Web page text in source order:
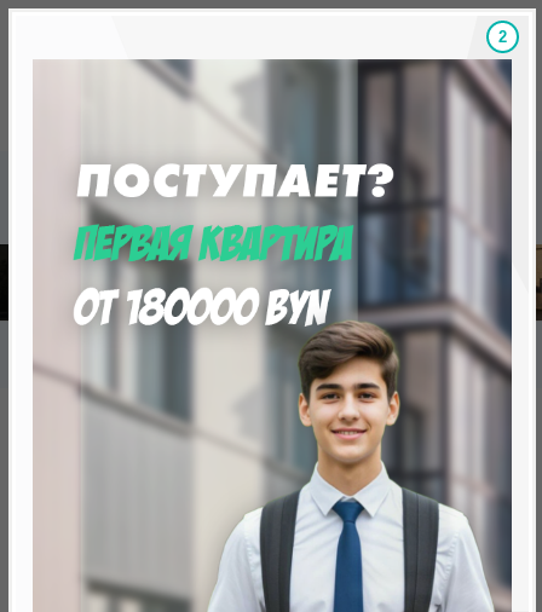
Скидки на новостройки, бонусы
«Минск Мир»
30.9 "Новый Орлеан", квартал "Северная Америка"
30.9 "Новый Орлеан", квартал
"Северная Америка"
Минск, Октябрьский, ул. Кижеватова
метро «Ковальская Слобода», 566 м
1